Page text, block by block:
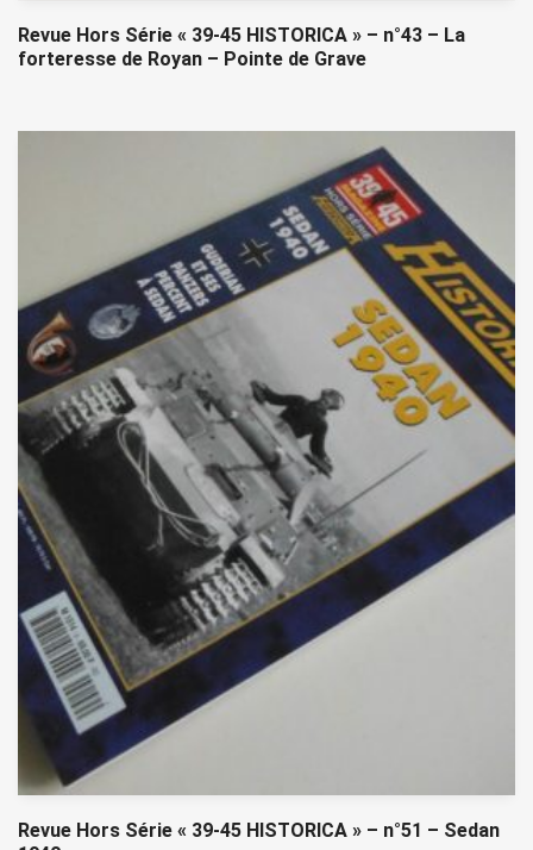
Revue Hors Série « 39-45 HISTORICA » – n°43 – La
forteresse de Royan – Pointe de Grave
Revue Hors Série « 39-45 HISTORICA » – n°51 – Sedan